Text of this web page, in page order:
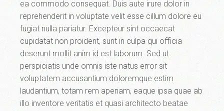
ea commodo consequat. Duis aute irure dolor in
reprehenderit in voluptate velit esse cillum dolore eu
fugiat nulla pariatur. Excepteur sint occaecat
cupidatat non proident, sunt in culpa qui officia
deserunt mollit anim id est laborum. Sed ut
perspiciatis unde omnis iste natus error sit
voluptatem accusantium doloremque estim
laudantium, totam rem aperiam, eaque ipsa quae ab
illo inventore veritatis et quasi architecto beatae